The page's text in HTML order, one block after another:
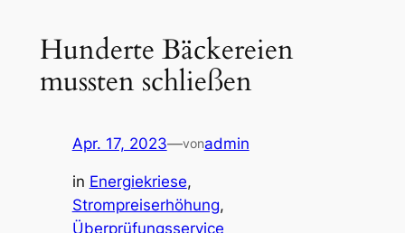
Hunderte Bäckereien
mussten schließen
Apr. 17, 2023—vonadmin
in Energiekriese
Strompreiserhöhung
Überprüfungsservice